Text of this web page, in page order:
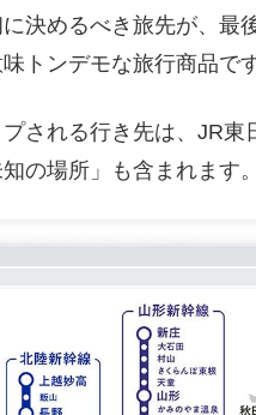
決めるべき旅先が、
トンデモな旅行商品です
される行き先は、JR東
の場所」も含まれます。